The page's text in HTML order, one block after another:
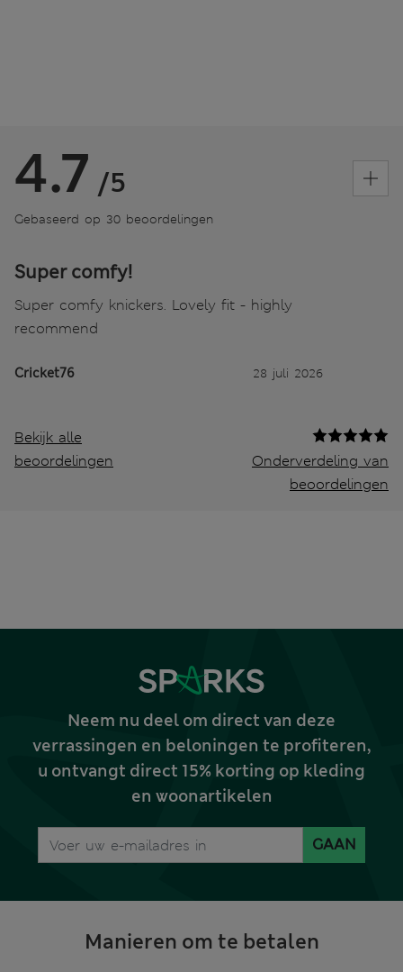
4.7 /5
Gebaseerd op 30 beoordelingen
Super comfy!
Super comfy knickers. Lovely fit - highly
recommend
Cricket76 28 juli 2026
Bekijk alle
beoordelingen
Onderverdeling van
beoordelingen
Neem nu deel om direct van deze
verrassingen en beloningen te profiteren,
u ontvangt direct 15% korting op kleding
en woonartikelen
GAAN
Manieren om te betalen